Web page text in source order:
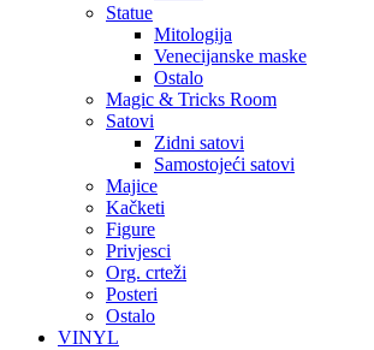
Statue
Mitologija
Venecijanske maske
Ostalo
Magic & Tricks Room
Satovi
Zidni satovi
Samostojeći satovi
Majice
Kačketi
Figure
Privjesci
Org. crteži
Posteri
Ostalo
VINYL